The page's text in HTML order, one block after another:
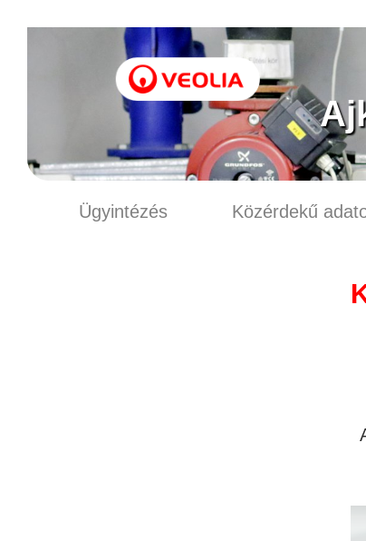
Ügyintézés Közérdekű